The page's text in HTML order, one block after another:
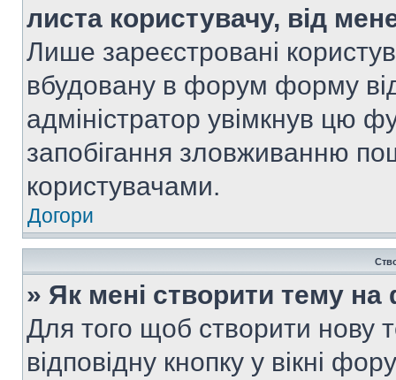
листа користувачу, від
Лише зареєстровані
вбудовану в форум форму
адміністратор увімкнув цю
запобігання зловживанню
користувачами.
Догори
» Як мені створити тему на
Для того щоб створити нову
відповідну кнопку у вікні